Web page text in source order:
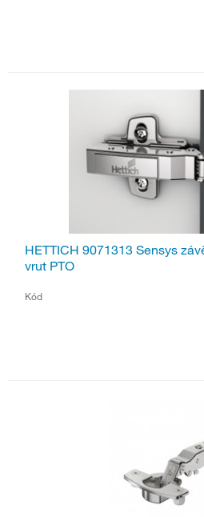
HETTICH 9071313 Sensys
vrut PTO
Kód